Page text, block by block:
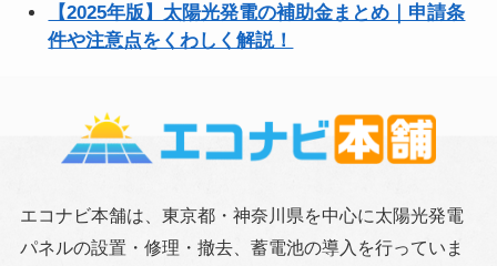
【2025年版】太陽光発電の補助金まとめ｜申請条
件や注意点をくわしく解説！
エコナビ本舗は、東京都・神奈川県を中心に太陽光発電
パネルの設置・修理・撤去、蓄電池の導入を行っていま